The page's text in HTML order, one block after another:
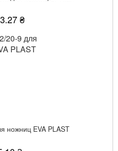
₴
ножниц EVA PLAST